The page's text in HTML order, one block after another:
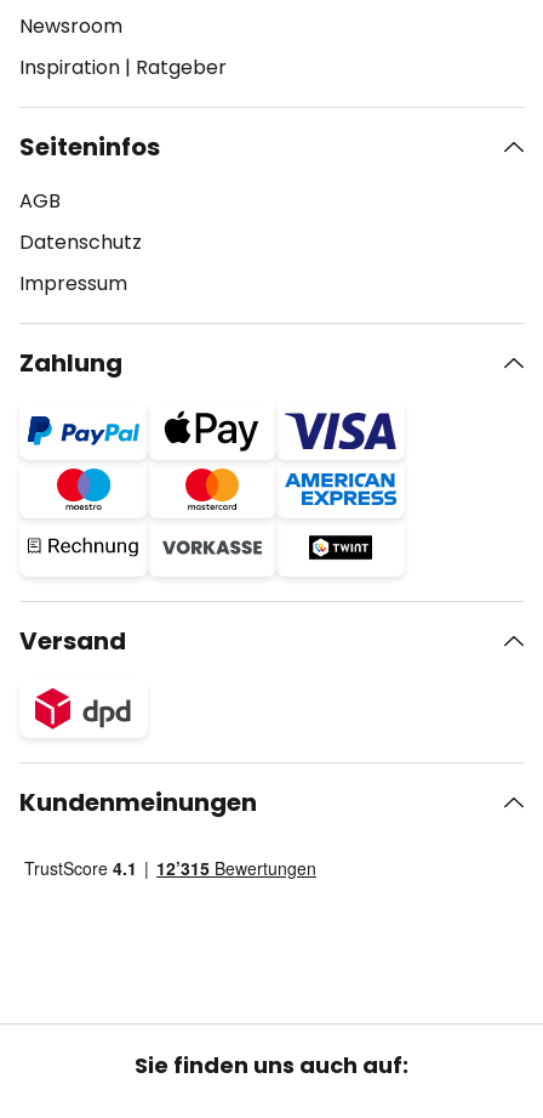
Newsroom
Inspiration | Ratgeber
Seiteninfos
AGB
Datenschutz
Impressum
Zahlung
Versand
Kundenmeinungen
Sie finden uns auch auf: